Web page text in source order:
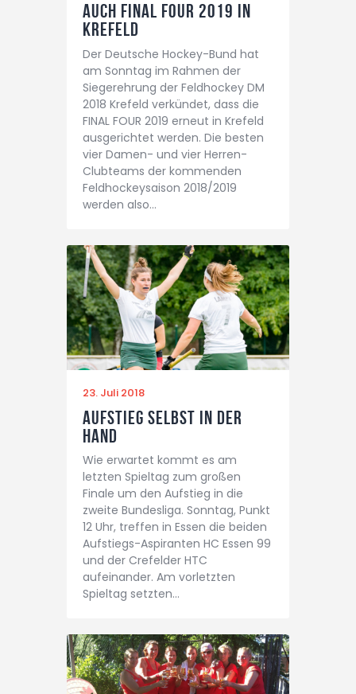
Auch FINAL FOUR 2019 in
Krefeld
Der Deutsche Hockey-Bund hat
am Sonntag im Rahmen der
Siegerehrung der Feldhockey DM
2018 Krefeld verkündet, dass die
FINAL FOUR 2019 erneut in Krefeld
ausgerichtet werden. Die besten
vier Damen- und vier Herren-
Clubteams der kommenden
Feldhockeysaison 2018/2019
werden also…
23. Juli 2018
Aufstieg selbst in der
Hand
Wie erwartet kommt es am
letzten Spieltag zum großen
Finale um den Aufstieg in die
zweite Bundesliga. Sonntag, Punkt
12 Uhr, treffen in Essen die beiden
Aufstiegs-Aspiranten HC Essen 99
und der Crefelder HTC
aufeinander. Am vorletzten
Spieltag setzten…